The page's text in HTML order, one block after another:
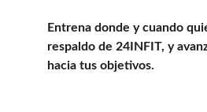
Entrena donde y cuando
respaldo de 24INFIT, y
hacia tus objetivos.